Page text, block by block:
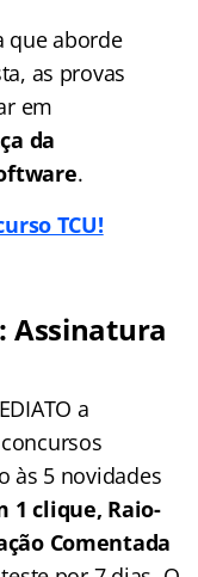
que aborde
as provas
em
da
.
TCU!
Assinatura
a
às 5 novidades
1 clique, Raio-
Comentada